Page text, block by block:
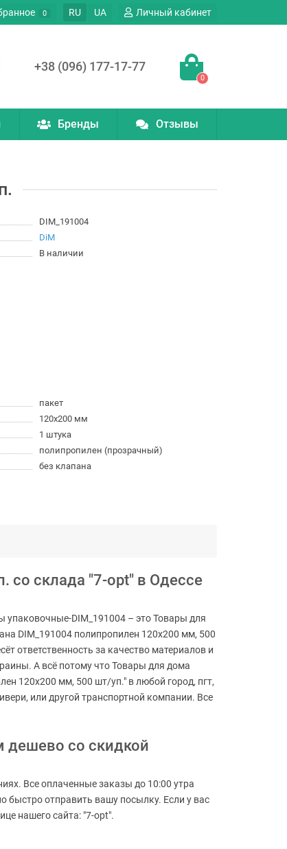
0 RU UA Личный кабинет
+38 (096) 177-17-77
0
Бренды Отзывы
DIM_191004
DiM
В наличии
пакет
120x200 мм
1 штука
полипропилен (прозрачный)
без клапана
со склада "7-opt" в Одессе
упаковочные-DIM_191004 – это Товары для
DIM_191004 полипропилен 120x200 мм, 500
ответственность за качество материалов и
А всё потому что Товары для дома
120x200 мм, 500 шт/уп." в любой город, пгт,
или другой транспортной компании. Все
дешево со скидкой
Все оплаченные заказы до 10:00 утра
быстро отправить вашу посылку. Если у вас
нашего сайта: "7-opt".